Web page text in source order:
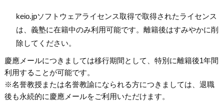
keio.jpソフトウェアライセンス取得で取得されたライセンス
は、義塾に在籍中のみ利用可能です。離籍後はすみやかに削
除してください。
慶應メールにつきましては移行期間として、特別に離籍後1年間
利用することが可能です。
※名誉教授または名誉教諭になられる方につきましては、退職
後も永続的に慶應メールをご利用いただけます。